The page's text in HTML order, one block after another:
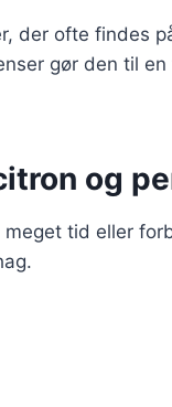
der ofte findes
gør den til
og
tid eller